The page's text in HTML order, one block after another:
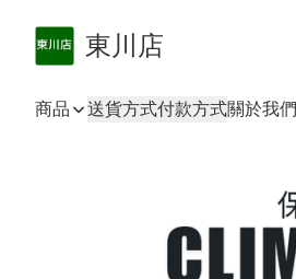
東川店
商品 送貨方式付款方式關於我們